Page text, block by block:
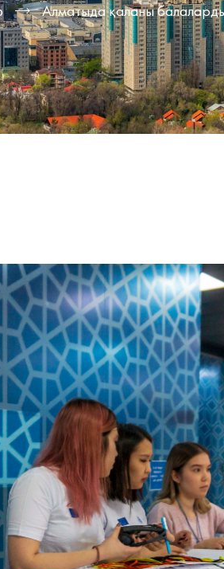
Алматыда қаланы